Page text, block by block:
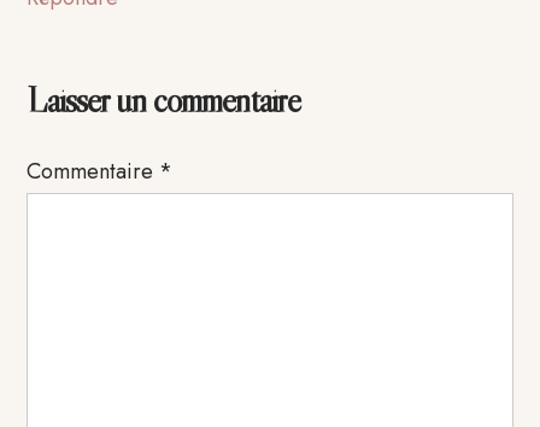
Laisser un commentaire
Commentaire *